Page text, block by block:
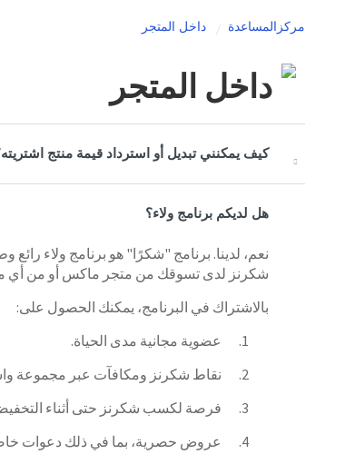
مركزالمساعدة داخل المتجر
داخل المتجر
كيف يمكنني تبديل أو استرداد قيمة منتج
هل لديكم برنامج ولاء؟
نعم، لدينا. برنامج "شكرًا" هو برنامج ولاء رائع
شكرنز لدى تسوقك من متجر ماكس أو من أي
بالاشتراك في البرنامج، يمكنك الحصول على:
عضوية مجانية مدى الحياة.
نقاط شكرنز ومكافآت عبر مجموعة
فرصة لكسب شكرنز حتى أثناء
عروض حصرية، بما في ذلك دعوات